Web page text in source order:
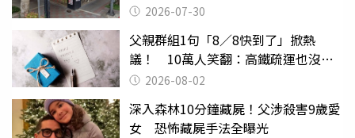
2026-07-30
父親群組1句「8／8快到了」掀熱
議！ 10萬人笑翻：高鐵疏運也沒列
父親節
2026-08-02
深入森林10分鐘藏屍！父涉殺害9歲愛
女 恐怖藏屍手法全曝光